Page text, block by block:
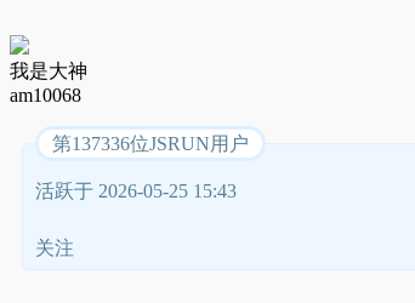
我是大神
am10068
第137336位JSRUN用户
活跃于 2026-05-25 15:43
关注